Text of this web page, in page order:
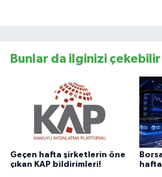
Bunlar da ilginizi çekebilir
Geçen hafta şirketlerin öne
çıkan KAP bildirimleri!